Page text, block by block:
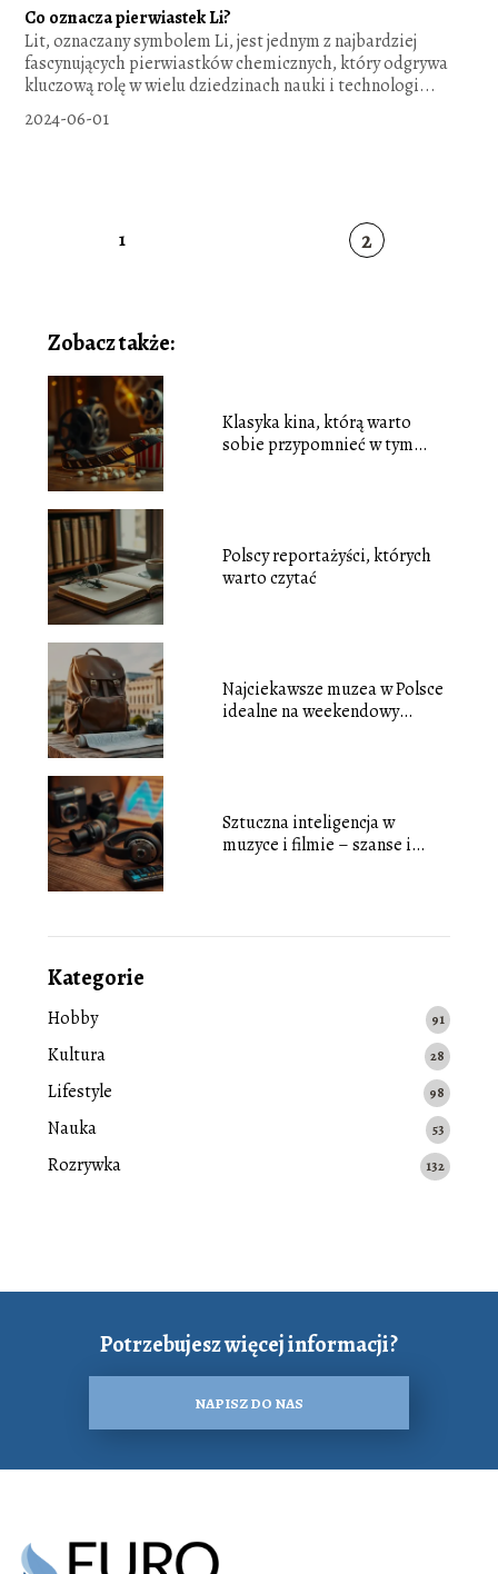
Co oznacza pierwiastek Li?
Lit, oznaczany symbolem Li, jest jednym z najbardziej
fascynujących pierwiastków chemicznych, który odgrywa
kluczową rolę w wielu dziedzinach nauki i technologi...
2024-06-01
1 2
Zobacz także:
Klasyka kina, którą warto
sobie przypomnieć w tym
Polscy reportażyści, których
warto czytać
Najciekawsze muzea w Polsce
idealne na weekendowy
Sztuczna inteligencja w
muzyce i filmie – szanse i
Kategorie
Hobby 91
Kultura 28
Lifestyle 98
Nauka 53
Rozrywka 132
Potrzebujesz więcej informacji?
NAPISZ DO NAS